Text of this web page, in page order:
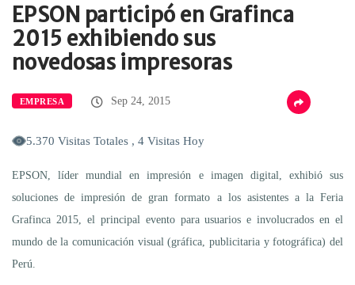
EPSON participó en Grafinca
2015 exhibiendo sus
novedosas impresoras
EMPRESA Sep 24, 2015
5.370 Visitas Totales , 4 Visitas Hoy
EPSON, líder mundial en impresión e imagen digital, exhibió sus
soluciones de impresión de gran formato a los asistentes a la Feria
Grafinca 2015, el principal evento para usuarios e involucrados en el
mundo de la comunicación visual (gráfica, publicitaria y fotográfica) del
Perú.